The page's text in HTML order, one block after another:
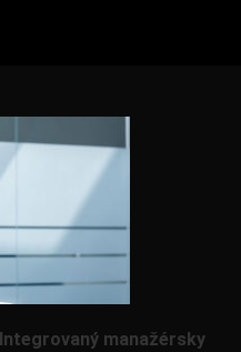
manažérsky